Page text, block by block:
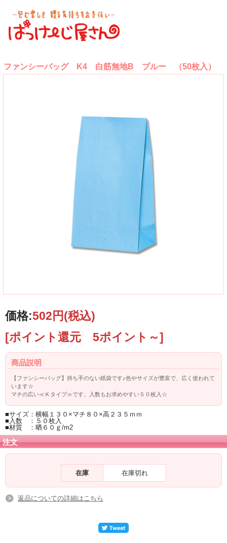
ファンシーバッグ K4 白筋無地B ブルー （50枚入）
価格:502円(税込)
[ポイント還元 5ポイント～]
商品説明
【ファンシーバッグ】持ち手のない紙袋です♪色やサイズが豊富で、広く使われて
います☆
マチの広い≪Ｋタイプ≫です。入数もお求めやすい５０枚入☆
■サイズ：横幅１３０×マチ８０×高２３５ｍｍ
■入数 ：５０枚入
■材質 ：晒６０ｇ/m2
注文
在庫 在庫切れ
返品についての詳細はこちら